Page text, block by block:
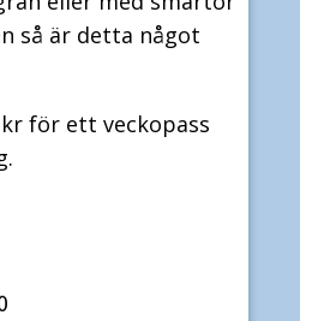
så är detta något
för ett veckopass